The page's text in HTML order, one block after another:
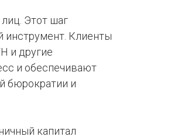
Этот шаг
инструмент. Клиенты
и другие
и обеспечивают
бюрократии и
капитал